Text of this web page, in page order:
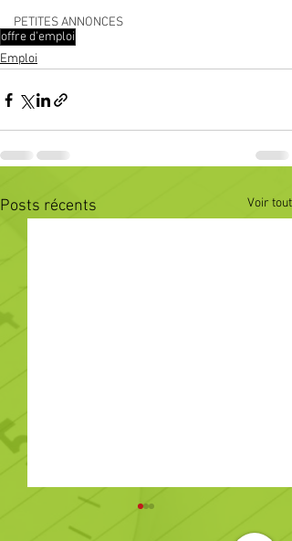
PETITES ANNONCES
offre d'emploi
Emploi
Posts récents Voir tout